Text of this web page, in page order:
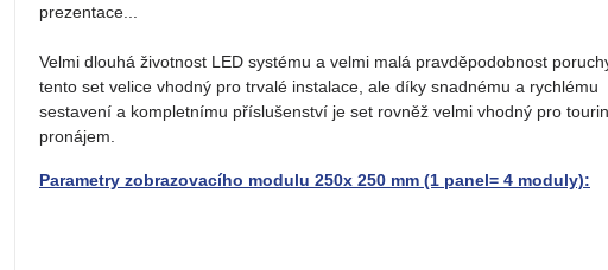
prezentace...
Velmi dlouhá životnost LED systému a velmi malá pravděpodobnost
tento set velice vhodný pro trvalé instalace, ale díky snadnému a rychlému
sestavení a kompletnímu příslušenství je set rovněž velmi vhodný pro
pronájem.
Parametry zobrazovacího modulu 250x 250 mm (1 panel= 4 moduly):